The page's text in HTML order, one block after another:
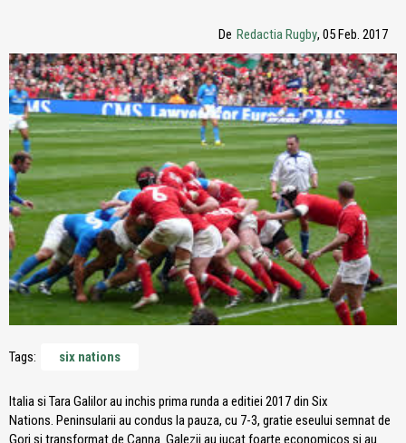
De Redactia Rugby, 05 Feb. 2017
Tags: six nations
Italia si Tara Galilor au inchis prima runda a editiei 2017 din Six
Nations. Peninsularii au condus la pauza, cu 7-3, gratie eseului semnat de
Gori si transformat de Canna. Galezii au jucat foarte economicos si au